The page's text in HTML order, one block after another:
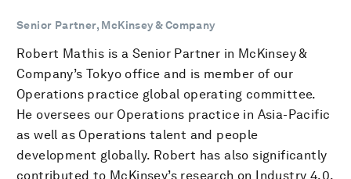
Senior Partner, McKinsey & Company
Robert Mathis is a Senior Partner in McKinsey &
Company’s Tokyo office and is member of our
Operations practice global operating committee.
He oversees our Operations practice in Asia-Pacific
as well as Operations talent and people
development globally. Robert has also significantly
contributed to McKinsey’s research on Industry 4.0,